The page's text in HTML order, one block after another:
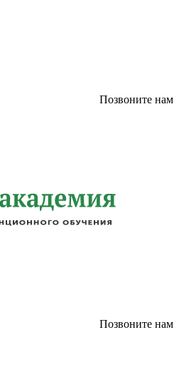
Позвоните нам
Позвоните нам